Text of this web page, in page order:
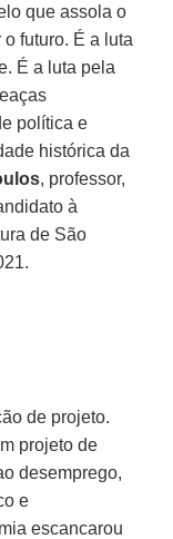
que assola o
futuro. É a luta
É a luta pela
política e
histórica da
, professor,
à
de São
de projeto.
projeto de
desemprego,
e
escancarou